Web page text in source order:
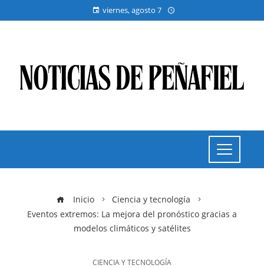
viernes, agosto 7
Inicio
Ciencia y tecnología
Eventos extremos: La mejora del pronóstico gracias a
modelos climáticos y satélites
CIENCIA Y TECNOLOGÍA